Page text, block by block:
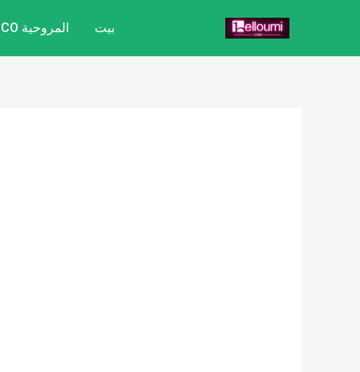
بيت المروحية CITYCOCO